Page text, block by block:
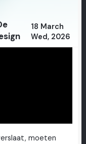
18 March
Wed, 2026
moeten